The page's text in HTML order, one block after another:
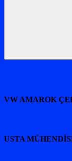
VW AMAROK
USTA